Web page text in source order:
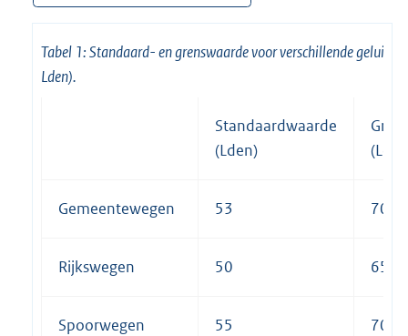
Tabel 1: Standaard- en grenswaarde voor verschillende
Lden).
Standaardwaarde
(Lden)
Gemeentewegen 53 70
Rijkswegen 50 65
Spoorwegen 55 70